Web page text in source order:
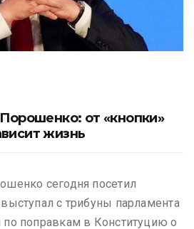
от «кнопки»
жизнь
сегодня посетил
с трибуны парламента
поправкам в Конституцию о